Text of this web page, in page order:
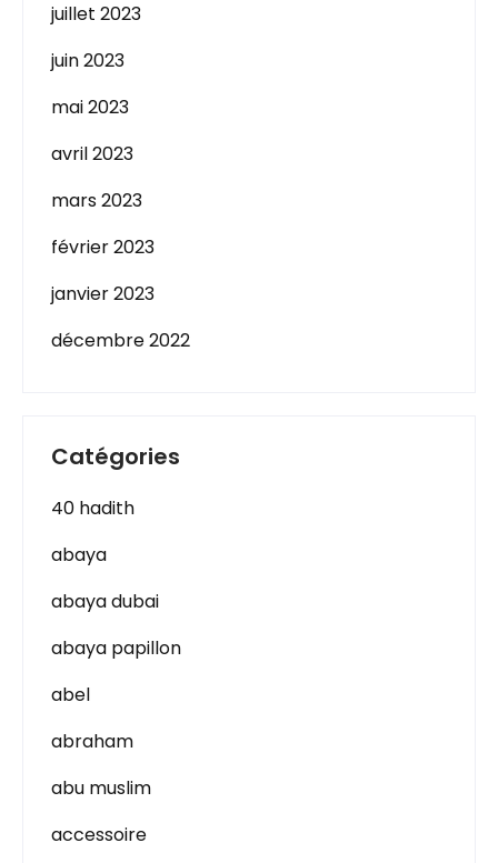
juillet 2023
juin 2023
mai 2023
avril 2023
mars 2023
février 2023
janvier 2023
décembre 2022
Catégories
40 hadith
abaya
abaya dubai
abaya papillon
abel
abraham
abu muslim
accessoire